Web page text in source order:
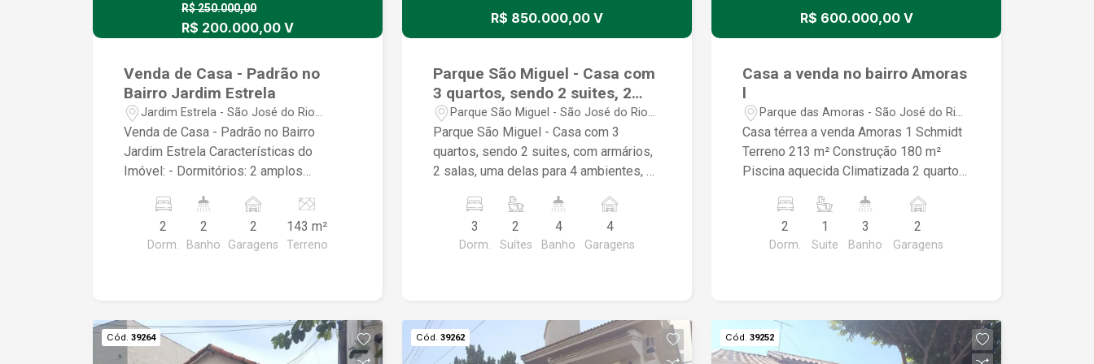
R$ 250.000,00
R$ 200.000,00 V
Venda de Casa - Padrão no
Bairro Jardim Estrela
Jardim Estrela - São José do Rio
Preto/SP
Venda de Casa - Padrão no Bairro
Jardim Estrela Características do
Imóvel: - Dormitórios: 2 amplos
garagem - Área Construída: 115,00 m²,
oferecendo um espaço bem distribuído
e funcional. - Área do Terreno: 143,00
privilegiada no Jardim Estrela, um bairro
tranquilo e familiar, com fácil acesso a
2
Dorm.
2
Banho
2
Garagens
143 m²
Terreno
R$ 850.000,00 V
Parque São Miguel - Casa com
3 quartos, sendo 2 suites, 2
salas, uma delas para 4
ambientes
Parque São Miguel - São José do Rio
Preto/SP
Parque São Miguel - Casa com 3
quartos, sendo 2 suites, com armários,
2 salas, uma delas para 4 ambientes, a
com churrasqueira, fogão Cook Top, 1
Escritório, 4 wcs no total, sendo 3 com
box, boa lavanderia, aquecimento solar
para venda vista
3
Dorm.
2
Suítes
4
Banho
4
Garagens
R$ 600.000,00 V
Casa a venda no bairro Amoras
l
Parque das Amoras - São José do Rio
Preto/SP
Casa térrea a venda Amoras 1 Schmidt
Terreno 213 m² Construção 180 m²
Piscina aquecida Climatizada 2 quartos
2
Dorm.
1
Suite
3
Banho
2
Garagens
Cód. 39264 Cód. 39262 Cód. 39252